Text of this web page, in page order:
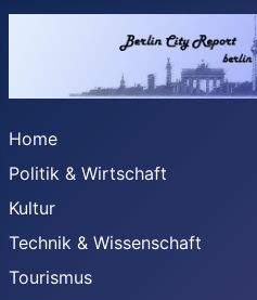
Home
Politik & Wirtschaft
Kultur
Technik & Wissenschaft
Tourismus